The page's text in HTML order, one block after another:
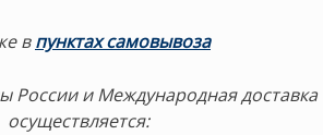
в пунктах самовывоза
России и Международная доставка
осуществляется: